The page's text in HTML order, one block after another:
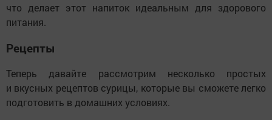
что делает этот напиток идеальным для здорового
питания.
Рецепты
Теперь давайте рассмотрим несколько простых
и вкусных рецептов сурицы, которые вы сможете легко
подготовить в домашних условиях.